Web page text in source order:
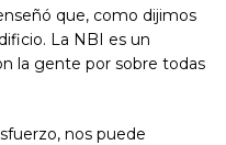
que, como dijimos
La NBI es un
la gente por sobre todas
nos puede